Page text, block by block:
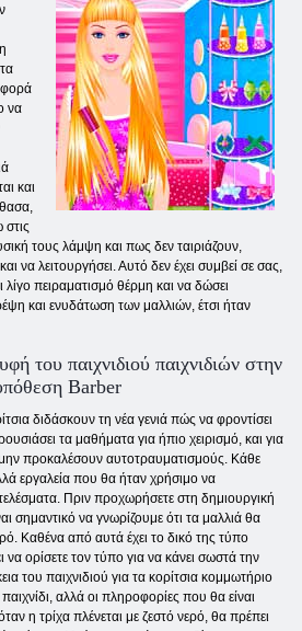
φορά
να
και
τους λάμψη και πως δεν ταιριάζουν,
να λειτουργήσει. Αυτό δεν έχει συμβεί σε σας,
λίγο πειραματισμό θέρμη και να δώσει
και ενυδάτωση των μαλλιών, έτσι ήταν
του παιχνιδιού παιχνιδιών στην
Barber
διδάσκουν τη νέα γενιά πώς να φροντίσει
τα μαθήματα για ήπιο χειρισμό, και για
προκαλέσουν αυτοτραυματισμούς. Κάθε
εργαλεία που θα ήταν χρήσιμο να
Πριν προχωρήσετε στη δημιουργική
σημαντικό να γνωρίζουμε ότι τα μαλλιά θα
Καθένα από αυτά έχει το δικό της τύπο
ορίσετε τον τύπο για να κάνει σωστά την
του παιχνιδιού για τα κορίτσια κομμωτήριο
αλλά οι πληροφορίες που θα είναι
η τρίχα πλένεται με ζεστό νερό, θα πρέπει